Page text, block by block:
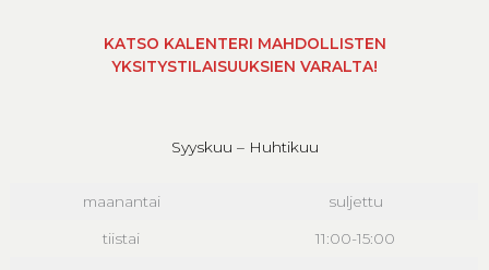
KATSO KALENTERI MAHDOLLISTEN
YKSITYSTILAISUUKSIEN VARALTA!
Syyskuu – Huhtikuu
maanantai suljettu
tiistai 11:00-15:00